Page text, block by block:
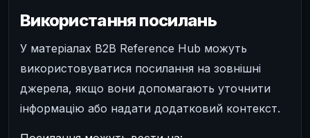
Використання посилань
У матеріалах B2B Reference Hub можуть
використовуватися посилання на зовнішні
джерела, якщо вони допомагають уточнити
інформацію або надати додатковий контекст.